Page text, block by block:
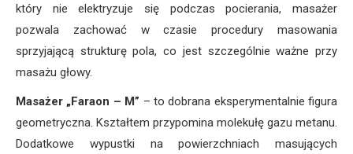
który nie elektryzuje się podczas pocierania, masażer
pozwala zachować w czasie procedury masowania
sprzyjającą strukturę pola, co jest szczególnie ważne przy
masażu głowy.
Masażer „Faraon – M” – to dobrana eksperymentalnie figura
geometryczna. Kształtem przypomina molekułę gazu metanu.
Dodatkowe wypustki na powierzchniach masujących